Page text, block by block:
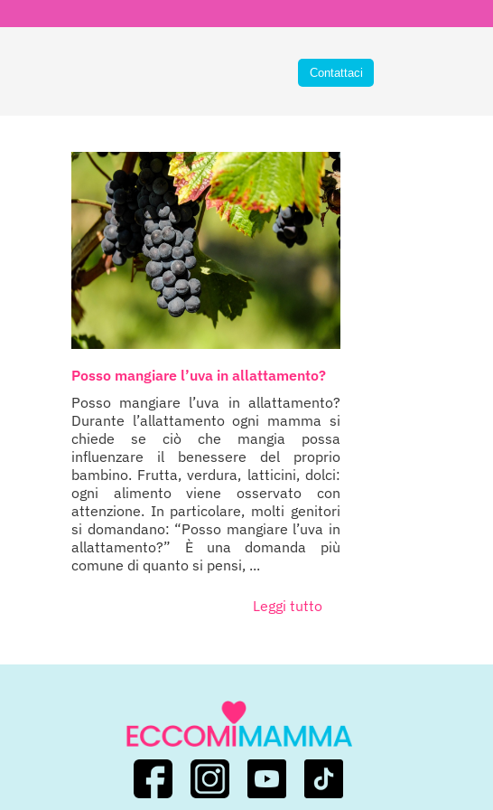
Posso mangiare l’uva in allattamento?
Posso mangiare l’uva in allattamento?
Durante l’allattamento ogni mamma si
chiede se ciò che mangia possa
influenzare il benessere del proprio
bambino. Frutta, verdura, latticini, dolci:
ogni alimento viene osservato con
attenzione. In particolare, molti genitori
si domandano: “Posso mangiare l’uva in
allattamento?” È una domanda più
comune di quanto si pensi, ...
Leggi tutto